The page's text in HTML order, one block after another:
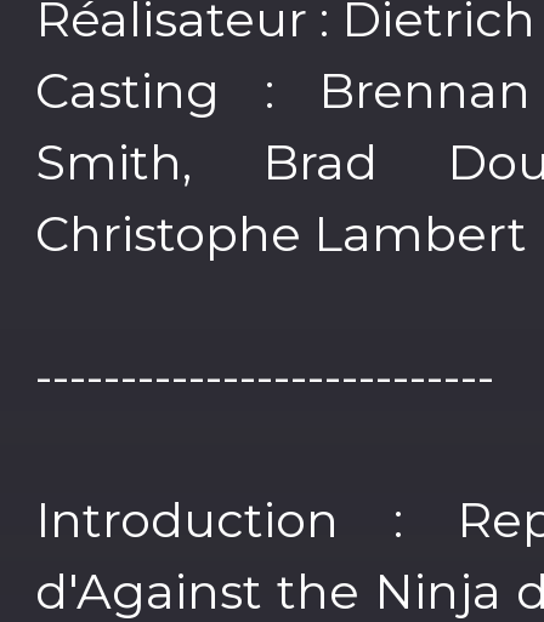
Réalisateur :
Casting :
Smith, Brad
Christophe Lambert
---------------------------
Introduction :
d'Against the Ninja